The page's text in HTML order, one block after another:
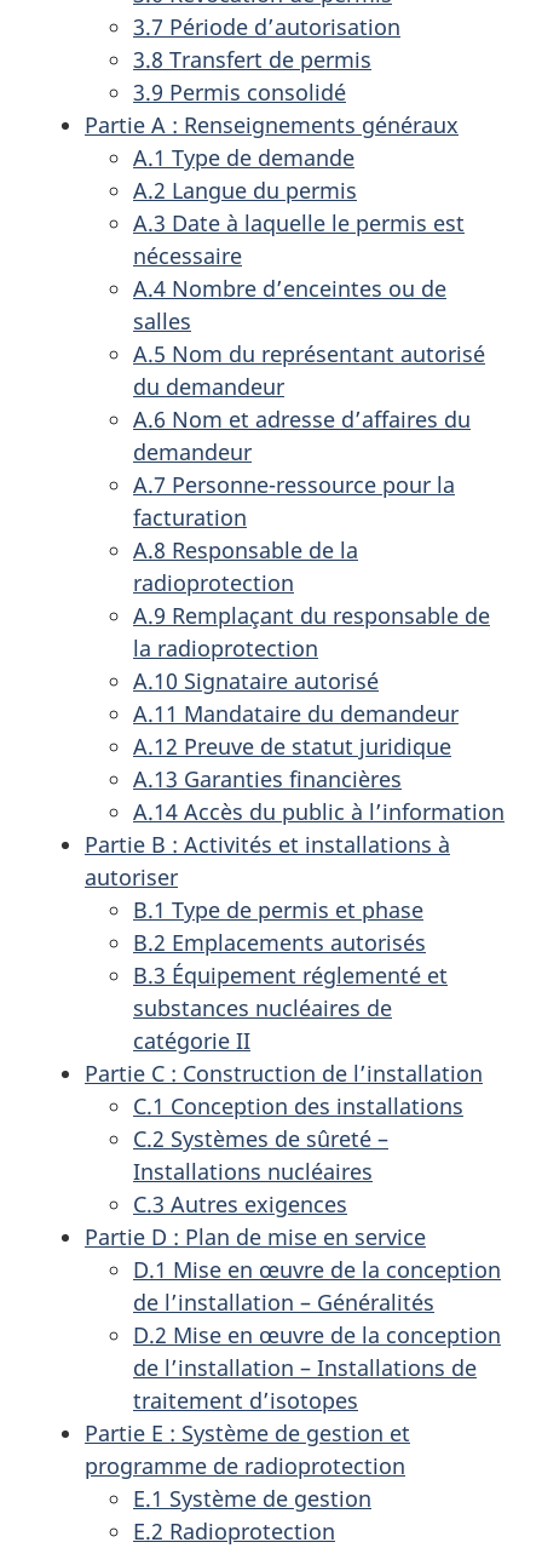
3.7 Période d’autorisation
3.8 Transfert de permis
3.9 Permis consolidé
Partie A : Renseignements généraux
A.1 Type de demande
A.2 Langue du permis
A.3 Date à laquelle le permis est
nécessaire
A.4 Nombre d’enceintes ou de
salles
A.5 Nom du représentant autorisé
du demandeur
A.6 Nom et adresse d’affaires du
demandeur
A.7 Personne-ressource pour la
facturation
A.8 Responsable de la
radioprotection
A.9 Remplaçant du responsable de
la radioprotection
A.10 Signataire autorisé
A.11 Mandataire du demandeur
A.12 Preuve de statut juridique
A.13 Garanties financières
A.14 Accès du public à l’information
Partie B : Activités et installations à
autoriser
B.1 Type de permis et phase
B.2 Emplacements autorisés
B.3 Équipement réglementé et
substances nucléaires de
catégorie II
Partie C : Construction de l’installation
C.1 Conception des installations
C.2 Systèmes de sûreté –
Installations nucléaires
C.3 Autres exigences
Partie D : Plan de mise en service
D.1 Mise en œuvre de la conception
de l’installation – Généralités
D.2 Mise en œuvre de la conception
de l’installation – Installations de
traitement d’isotopes
Partie E : Système de gestion et
programme de radioprotection
E.1 Système de gestion
E.2 Radioprotection